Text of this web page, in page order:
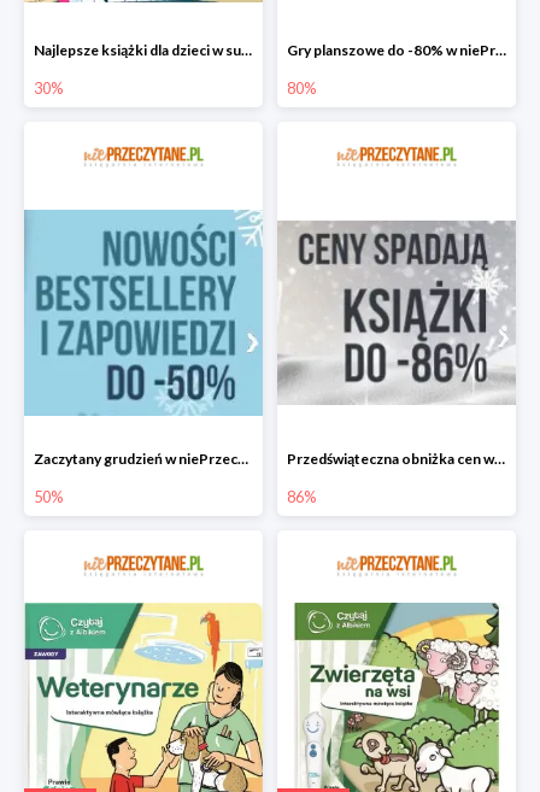
Najlepsze książki dla dzieci w super cenie w niePrzeczytane.pl
30%
Gry planszowe do -80% w niePrzeczytane.pl
80%
Zaczytany grudzień w niePrzeczytane.pl do -50%
50%
Przedświąteczna obniżka cen w niePrzeczytane.pl do -86%
86%